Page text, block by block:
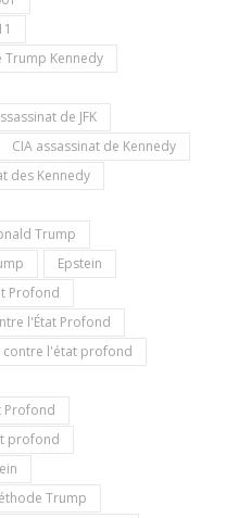
Trump Kennedy
de JFK
CIA assassinat de Kennedy
des Kennedy
Trump
Epstein
Profond
l'État Profond
contre l'état profond
Profond
profond
Trump